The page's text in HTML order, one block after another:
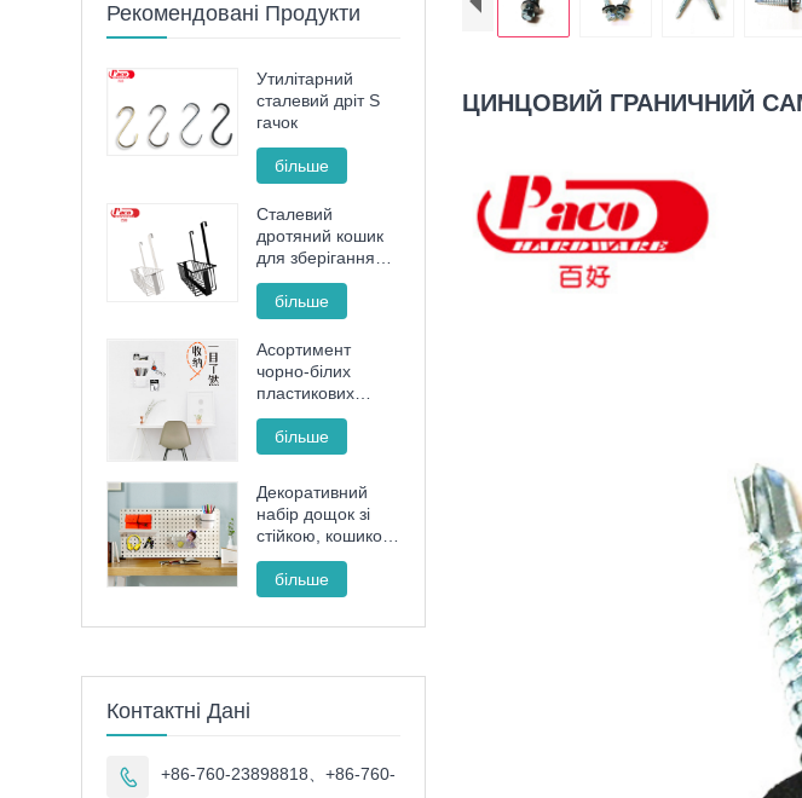
ЦИНЦОВИЙ ГРАНИЧНИЙ
Рекомендовані Продукти
Утилітарний
сталевий дріт S
гачок
більше
Сталевий
дротяний кошик
для зберігання
без ударів
більше
Асортимент
чорно-білих
пластикових
дощок
більше
Декоративний
набір дощок зі
стійкою, кошиком
і чашкою для
впорядкування
більше
Контактні Дані

+86-760-23898818、+86-760-